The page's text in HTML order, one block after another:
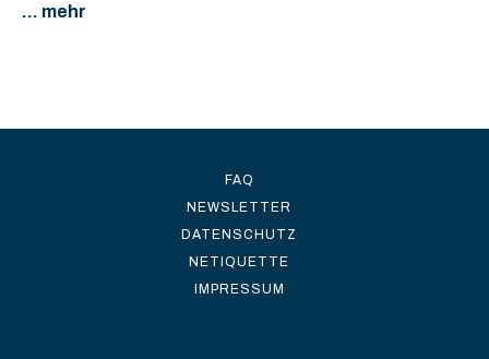
... mehr
FAQ
NEWSLETTER
DATENSCHUTZ
NETIQUETTE
IMPRESSUM